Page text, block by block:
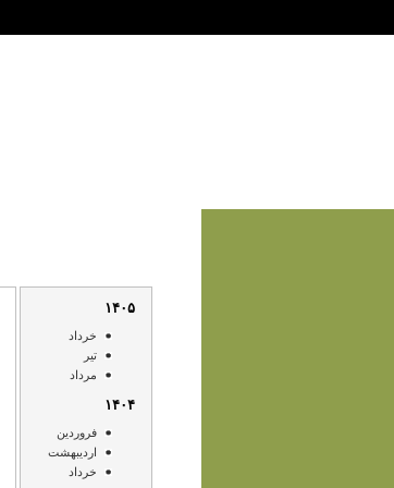
۱۴۰۵
خرداد
تير
مرداد
۱۴۰۴
فروردين
ارديبهشت
خرداد